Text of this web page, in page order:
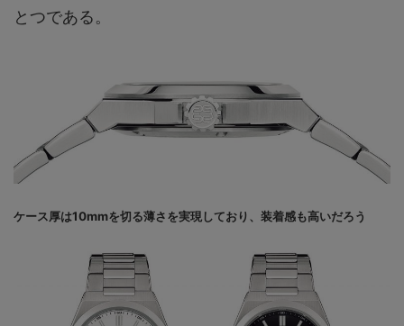
とつである。
ケース厚は10mmを切る薄さを実現しており、装着感も高いだろう